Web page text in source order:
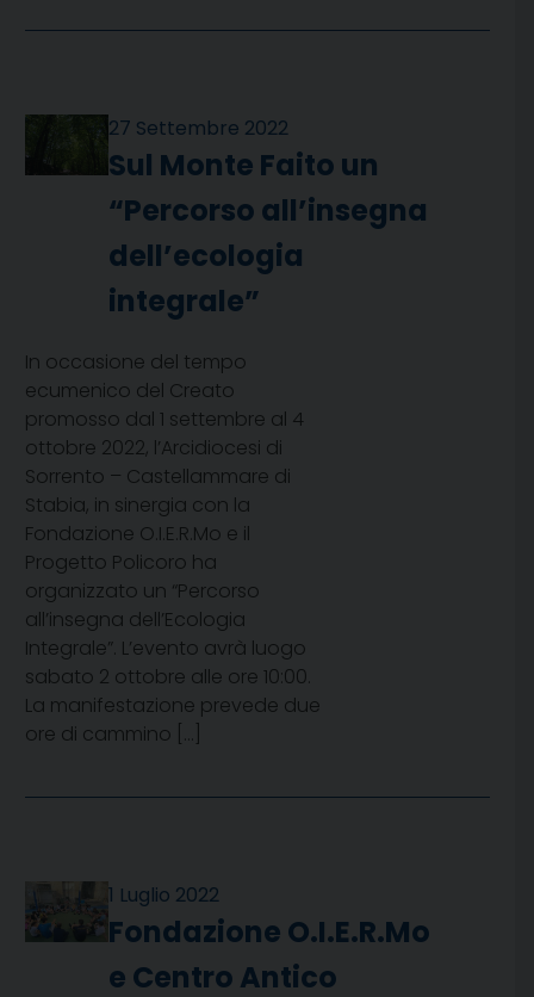
27 Settembre 2022
Sul Monte Faito un
“Percorso all’insegna
dell’ecologia
integrale”
In occasione del tempo
ecumenico del Creato
promosso dal 1 settembre al 4
ottobre 2022, l’Arcidiocesi di
Sorrento – Castellammare di
Stabia, in sinergia con la
Fondazione O.I.E.R.Mo e il
Progetto Policoro ha
organizzato un “Percorso
all’insegna dell’Ecologia
Integrale”. L’evento avrà luogo
sabato 2 ottobre alle ore 10:00.
La manifestazione prevede due
ore di cammino […]
1 Luglio 2022
Fondazione O.I.E.R.Mo
e Centro Antico